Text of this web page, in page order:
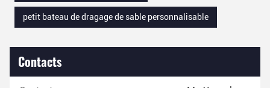
petit bateau de dragage de sable personnalisable
Contacts